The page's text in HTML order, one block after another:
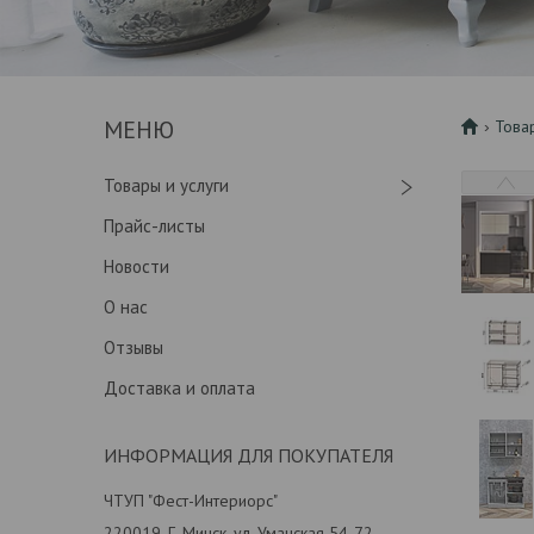
Товары и услуги
Прайс-листы
Новости
О нас
Отзывы
Доставка и оплата
ИНФОРМАЦИЯ ДЛЯ ПОКУПАТЕЛЯ
ЧТУП "Фест-Интериорс"